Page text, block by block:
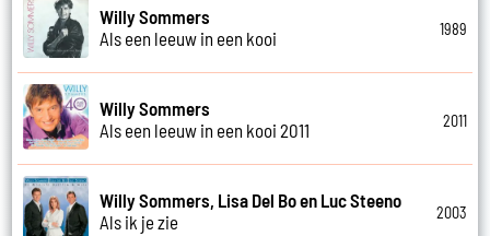
Willy Sommers
Als een leeuw in een kooi
1989
Willy Sommers
Als een leeuw in een kooi 2011
2011
Willy Sommers, Lisa Del Bo en Luc Steeno
Als ik je zie
2003